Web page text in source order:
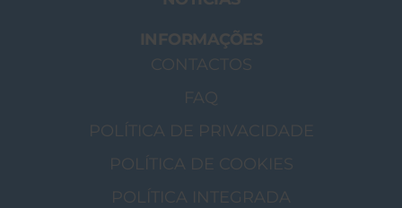
INFORMAÇÕES
CONTACTOS
FAQ
POLÍTICA DE PRIVACIDADE
POLÍTICA DE COOKIES
POLÍTICA INTEGRADA